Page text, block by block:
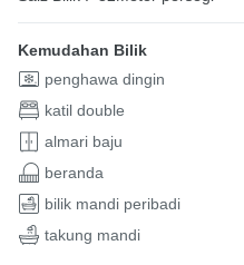
Kemudahan Bilik
penghawa dingin
katil double
almari baju
beranda
bilik mandi peribadi
takung mandi